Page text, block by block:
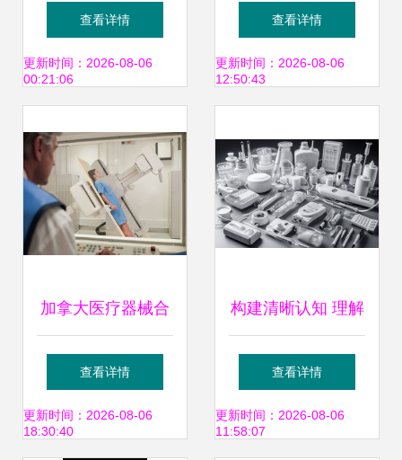
国垄断30年，今
100元器件国产后
查看详情
更新时间：2026-08-06
00:21:06
贮存配送服务管理
技术指南
查看详情
更新时间：2026-08-06
12:50:43
加拿大医疗器械合
格评估体系详解
CMDCAS、TUV
查看详情
更新时间：2026-08-06
18:30:40
构建清晰认知 理解
关键医疗器械
606200708的医用
查看详情
更新时间：2026-08-06
11:58:07